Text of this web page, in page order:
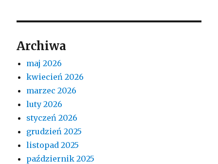
Archiwa
maj 2026
kwiecień 2026
marzec 2026
luty 2026
styczeń 2026
grudzień 2025
listopad 2025
październik 2025